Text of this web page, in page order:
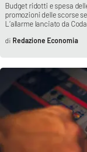
Budget ridotti e spesa
promozioni delle scorse
L’allarme lanciato da
Redazione Economia